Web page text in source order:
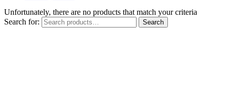
Unfortunately, there are no products that match your criteria
Search for:
Search